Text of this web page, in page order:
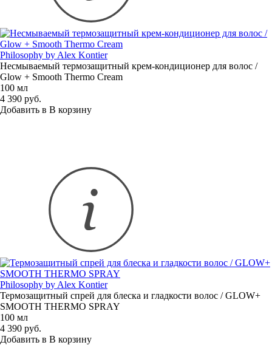
Philosophy by Alex Kontier
Несмываемый термозащитный крем-кондиционер для волос /
Glow + Smooth Thermo Cream
100 мл
4 390 руб.
Добавить в В корзину
Philosophy by Alex Kontier
Термозащитный спрей для блеска и гладкости волос / GLOW+
SMOOTH THERMO SPRAY
100 мл
4 390 руб.
Добавить в В корзину